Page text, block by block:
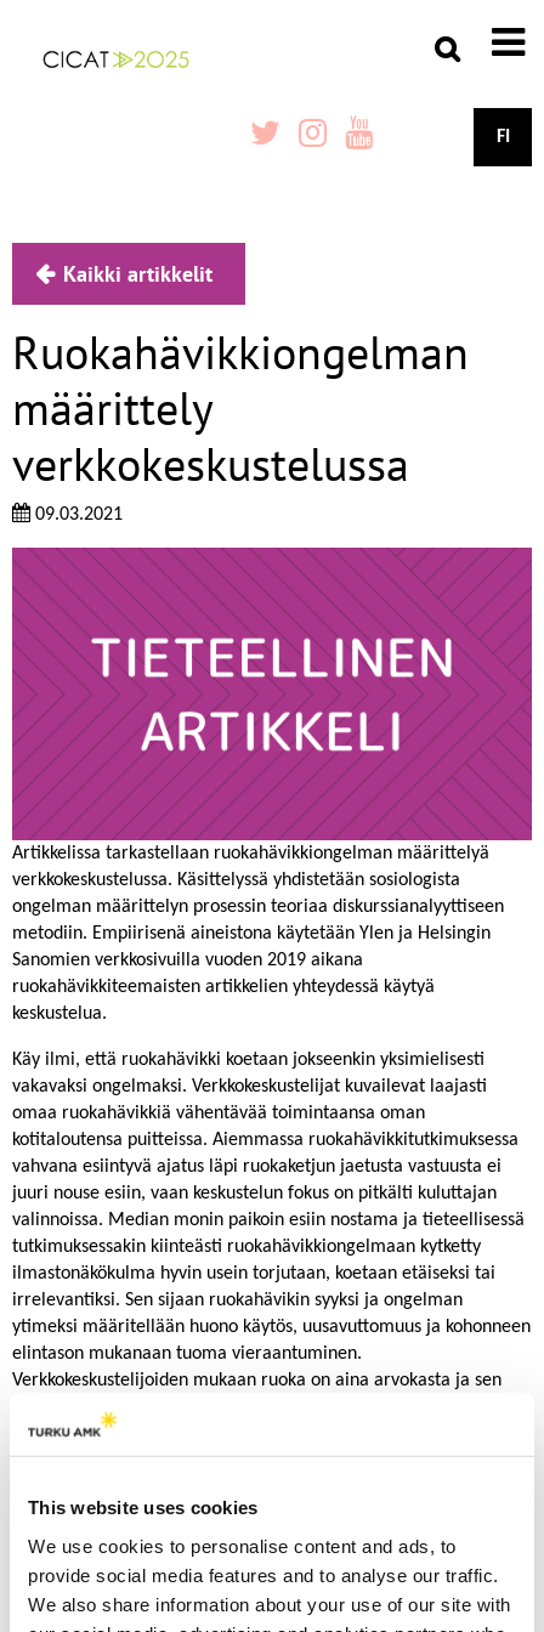
This website uses cookies
We use cookies to personalise content and ads, to
provide social media features and to analyse our traffic.
We also share information about your use of our site with
FI
Kaikki artikkelit
Ruokahävikkiongelman
määrittely
verkkokeskustelussa
09.03.2021
Artikkelissa tarkastellaan ruokahävikkiongelman määrittelyä
verkkokeskustelussa. Käsittelyssä yhdistetään sosiologista
ongelman määrittelyn prosessin teoriaa diskurssianalyyttiseen
metodiin. Empiirisenä aineistona käytetään Ylen ja Helsingin
Sanomien verkkosivuilla vuoden 2019 aikana
ruokahävikkiteemaisten artikkelien yhteydessä käytyä
keskustelua.
Käy ilmi, että ruokahävikki koetaan jokseenkin yksimielisesti
vakavaksi ongelmaksi. Verkkokeskustelijat kuvailevat laajasti
omaa ruokahävikkiä vähentävää toimintaansa oman
kotitaloutensa puitteissa. Aiemmassa ruokahävikkitutkimuksessa
vahvana esiintyvä ajatus läpi ruokaketjun jaetusta vastuusta ei
juuri nouse esiin, vaan keskustelun fokus on pitkälti kuluttajan
valinnoissa. Median monin paikoin esiin nostama ja tieteellisessä
tutkimuksessakin kiinteästi ruokahävikkiongelmaan kytketty
ilmastonäkökulma hyvin usein torjutaan, koetaan etäiseksi tai
irrelevantiksi. Sen sijaan ruokahävikin syyksi ja ongelman
ytimeksi määritellään huono käytös, uusavuttomuus ja kohonneen
elintason mukanaan tuoma vieraantuminen.
Verkkokeskustelijoiden mukaan ruoka on aina arvokasta ja sen
tuhlaaminen paheksuttavaa, joskin myös arvottavia jakoja tulee
esiin: kaikki ruoka ei ole samanarvoista, mutta kaiken ruoan
haaskaaminen on väärin.
Ruokahävikin vähentäminen on tärkeä tavoite kestävän ja
osa-alue, johon jokaisella ihmisellä on välitön kosketus ja
vaikutusmahdollisuus. Siksi aihetta koskevan keskustelun ja
asenteiden tuntemus sekä sitä kautta tehokkaan kansalaiset